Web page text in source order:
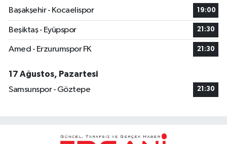
Başakşehir - Kocaelispor
19:00
Beşiktaş - Eyüpspor 21:30
Amed - Erzurumspor FK 21:30
17 Ağustos, Pazartesi
Samsunspor - Göztepe
21:30